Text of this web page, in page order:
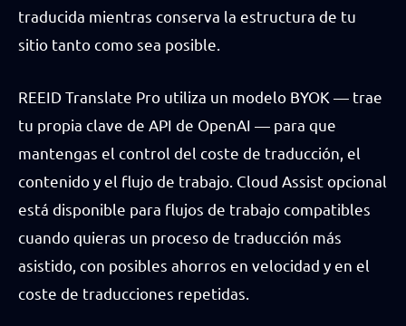
traducida mientras conserva la estructura de tu
sitio tanto como sea posible.
REEID Translate Pro utiliza un modelo BYOK — trae
tu propia clave de API de OpenAI — para que
mantengas el control del coste de traducción, el
contenido y el flujo de trabajo. Cloud Assist opcional
está disponible para flujos de trabajo compatibles
cuando quieras un proceso de traducción más
asistido, con posibles ahorros en velocidad y en el
coste de traducciones repetidas.